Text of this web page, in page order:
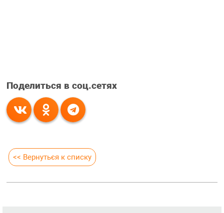
Поделиться в соц.сетях
<< Вернуться к списку